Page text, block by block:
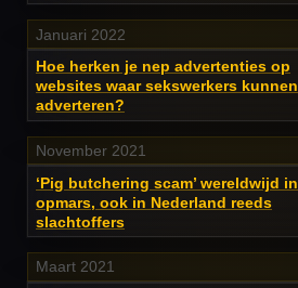
Januari 2022
Hoe herken je nep advertenties op
websites waar sekswerkers kunnen
adverteren?
November 2021
‘Pig butchering scam’ wereldwijd in
opmars, ook in Nederland reeds
slachtoffers
Maart 2021